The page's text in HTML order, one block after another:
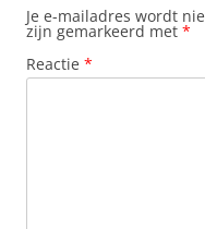
Je e-mailadres wordt
zijn gemarkeerd met *
Reactie *